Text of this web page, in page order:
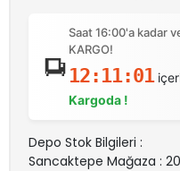
Saat 16:00'a kadar
KARGO!
12:11:01
Kargoda !
Depo Stok Bilgileri :
Sancaktepe Mağaza :